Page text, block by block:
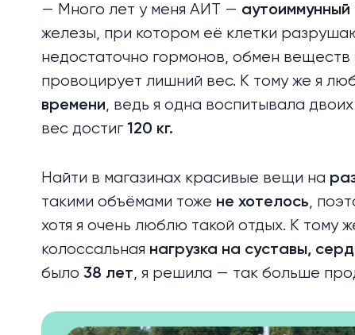
— Много лет у меня АИТ —
железы, при котором её клетки
недостаточно гормонов, обмен веществ
провоцирует лишний вес. К тому же я
времени, ведь я одна воспитывала
вес достиг 120 кг.
Найти в магазинах красивые вещи на
такими объёмами тоже не хотелось,
хотя я очень люблю такой отдых. К тому
колоссальная нагрузка на суставы,
было 38 лет, я решила — так больше